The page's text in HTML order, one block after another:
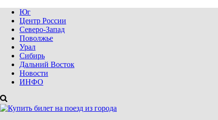
Юг
Центр России
Северо-Запад
Поволжье
Урал
Сибирь
Дальний Восток
Новости
ИНФО